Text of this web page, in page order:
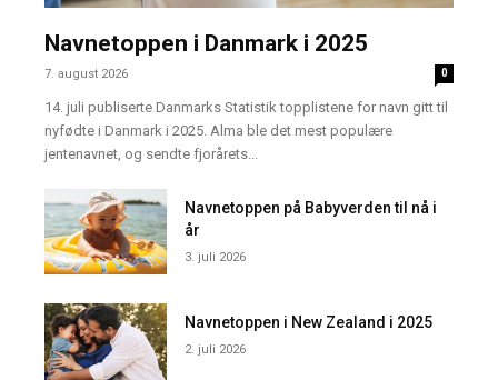
Navnetoppen i Danmark i 2025
7. august 2026 0
14. juli publiserte Danmarks Statistik topplistene for navn gitt til
nyfødte i Danmark i 2025. Alma ble det mest populære
jentenavnet, og sendte fjorårets...
Navnetoppen på Babyverden til nå i
år
3. juli 2026
Navnetoppen i New Zealand i 2025
2. juli 2026